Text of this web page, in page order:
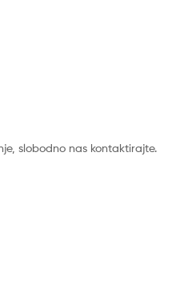
slobodno nas kontaktirajte.